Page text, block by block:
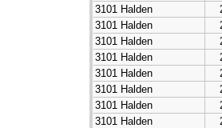
3101 Halden
3101 Halden
3101 Halden
3101 Halden
3101 Halden
3101 Halden
3101 Halden
3101 Halden